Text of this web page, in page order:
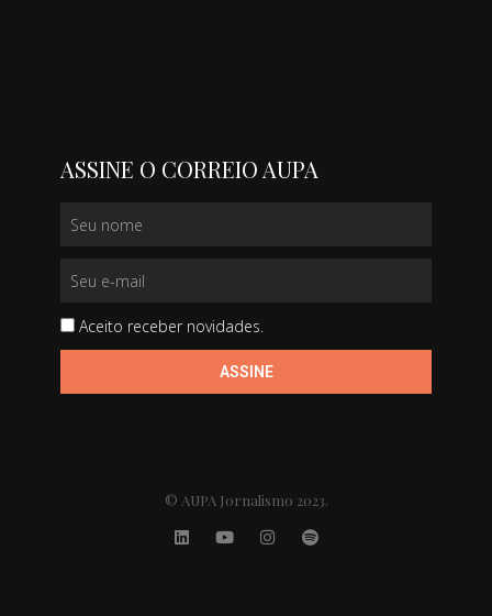
ASSINE O CORREIO AUPA
Aceito receber novidades.
ASSINE
© AUPA Jornalismo 2023.